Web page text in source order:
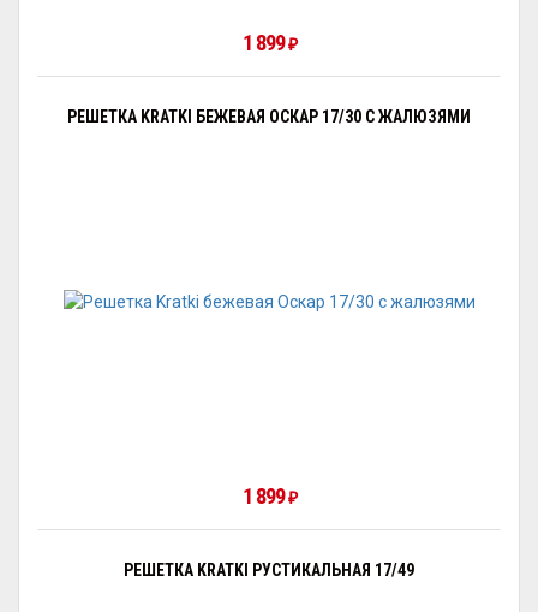
1 899₽
РЕШЕТКА KRATKI БЕЖЕВАЯ ОСКАР 17/30 С ЖАЛЮЗЯМИ
1 899₽
РЕШЕТКА KRATKI РУСТИКАЛЬНАЯ 17/49